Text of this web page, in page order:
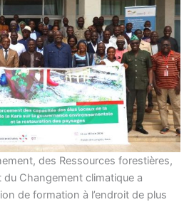
des Ressources forestières,
Changement climatique a
de formation à l’endroit de plus